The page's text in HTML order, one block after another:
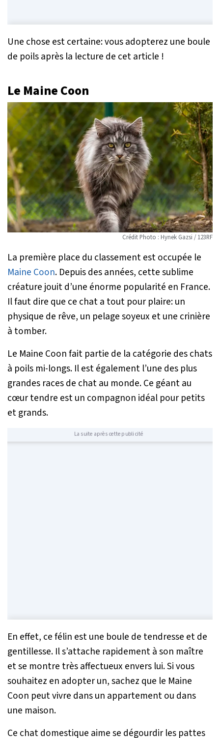
Une chose est certaine: vous adopterez une boule
de poils après la lecture de cet article !
Le Maine Coon
Crédit Photo : Hynek Gazsi / 123RF
La première place du classement est occupée le
Maine Coon. Depuis des années, cette sublime
créature jouit d’une énorme popularité en France.
Il faut dire que ce chat a tout pour plaire: un
physique de rêve, un pelage soyeux et une crinière
à tomber.
Le Maine Coon fait partie de la catégorie des chats
à poils mi-longs. Il est également l’une des plus
grandes races de chat au monde. Ce géant au
cœur tendre est un compagnon idéal pour petits
et grands.
La suite après cette publicité
En effet, ce félin est une boule de tendresse et de
gentillesse. Il s’attache rapidement à son maître
et se montre très affectueux envers lui. Si vous
souhaitez en adopter un, sachez que le Maine
Coon peut vivre dans un appartement ou dans
une maison.
Ce chat domestique aime se dégourdir les pattes